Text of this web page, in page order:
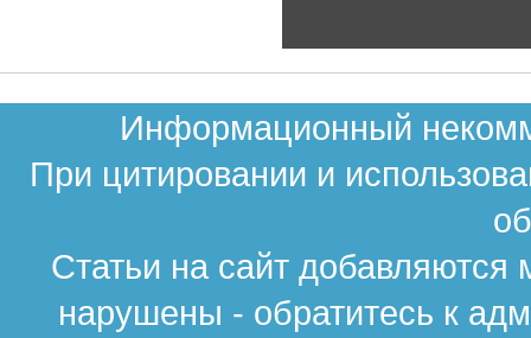
Информационный
При цитировании и
Статьи на сайт
нарушены - обратитесь к